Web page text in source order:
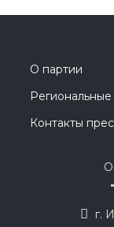
О партии
Контакты
г.